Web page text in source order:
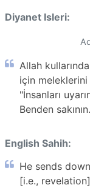
Diyanet Isleri:
Allah
için
"İnsanları
Benden
English Sahih:
He sends
[i.e.,